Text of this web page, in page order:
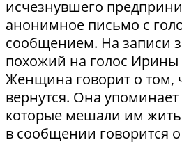
исчезнувшего
анонимное письмо с
сообщением. На записи
похожий на голос Ирины
Женщина говорит о том,
вернутся. Она
которые мешали им жить
в сообщении говорится